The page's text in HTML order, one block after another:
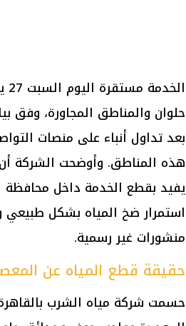
حلوان والمناطق المجاورة، وفق
بعد تداول أنباء على منصات
هذه المناطق. وأوضحت الشركة
يفيد بقطع الخدمة داخل محافظة
استمرار ضخ المياه بشكل طبيعي
منشورات غير رسمية.
حقيقة قطع المياه عن
حسمت شركة مياه الشرب